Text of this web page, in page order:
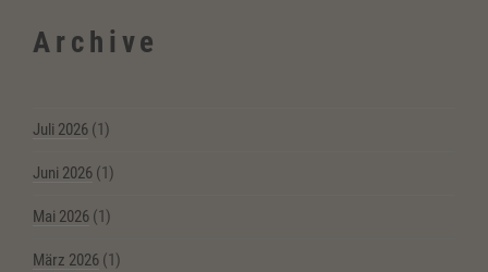
Archive
Juli 2026 (1)
Juni 2026 (1)
Mai 2026 (1)
März 2026 (1)